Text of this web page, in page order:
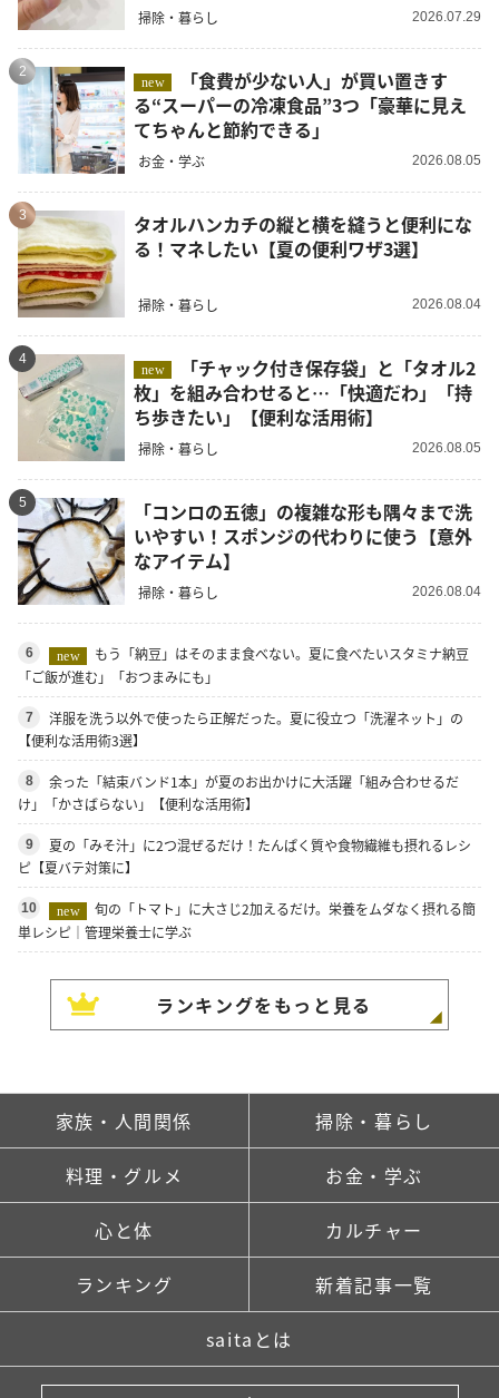
掃除・暮らし 2026.07.29
2
new
る“スーパーの冷凍食品”3つ「豪華に見え
てちゃんと節約できる」
お金・学ぶ 2026.08.05
3
タオルハンカチの縦と横を縫うと便利にな
る！マネしたい【夏の便利ワザ3選】
掃除・暮らし 2026.08.04
4
new
枚」を組み合わせると…「快適だわ」「持
ち歩きたい」【便利な活用術】
掃除・暮らし 2026.08.05
5
「コンロの五徳」の複雑な形も隅々まで洗
いやすい！スポンジの代わりに使う【意外
なアイテム】
掃除・暮らし 2026.08.04
6 new
もう「納豆」はそのまま食べない。夏に食べたいスタミナ納豆
「ご飯が進む」「おつまみにも」
7
洋服を洗う以外で使ったら正解だった。夏に役立つ「洗濯ネット」の
【便利な活用術3選】
8
余った「結束バンド1本」が夏のお出かけに大活躍「組み合わせるだ
け」「かさばらない」【便利な活用術】
9
夏の「みそ汁」に2つ混ぜるだけ！たんぱく質や食物繊維も摂れるレシ
ピ【夏バテ対策に】
10 new
旬の「トマト」に大さじ2加えるだけ。栄養をムダなく摂れる簡
単レシピ｜管理栄養士に学ぶ
ランキングをもっと見る
家族・人間関係 掃除・暮らし
料理・グルメ お金・学ぶ
心と体 カルチャー
ランキング 新着記事一覧
saitaとは